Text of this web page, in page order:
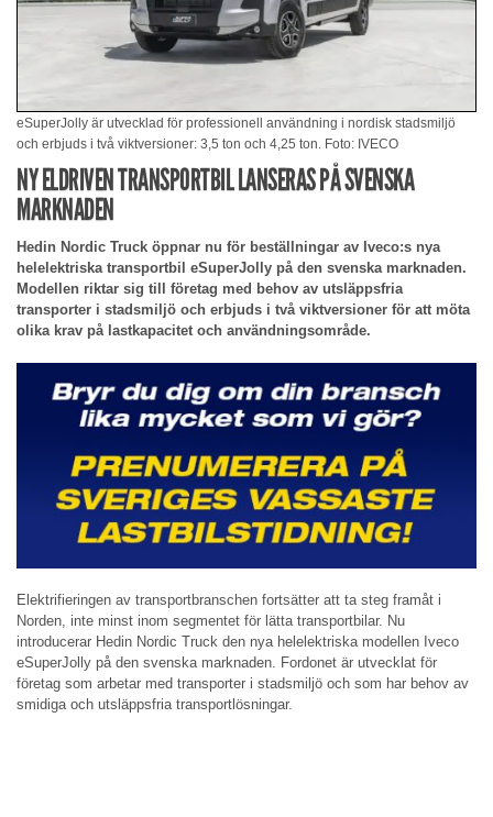
eSuperJolly är utvecklad för professionell användning i nordisk stadsmiljö
och erbjuds i två viktversioner: 3,5 ton och 4,25 ton. Foto: IVECO
NY ELDRIVEN TRANSPORTBIL LANSERAS PÅ SVENSKA
MARKNADEN
Hedin Nordic Truck öppnar nu för beställningar av Iveco:s nya
helelektriska transportbil eSuperJolly på den svenska marknaden.
Modellen riktar sig till företag med behov av utsläppsfria
transporter i stadsmiljö och erbjuds i två viktversioner för att möta
olika krav på lastkapacitet och användningsområde.
Elektrifieringen av transportbranschen fortsätter att ta steg framåt i
Norden, inte minst inom segmentet för lätta transportbilar. Nu
introducerar Hedin Nordic Truck den nya helelektriska modellen Iveco
eSuperJolly på den svenska marknaden. Fordonet är utvecklat för
företag som arbetar med transporter i stadsmiljö och som har behov av
smidiga och utsläppsfria transportlösningar.